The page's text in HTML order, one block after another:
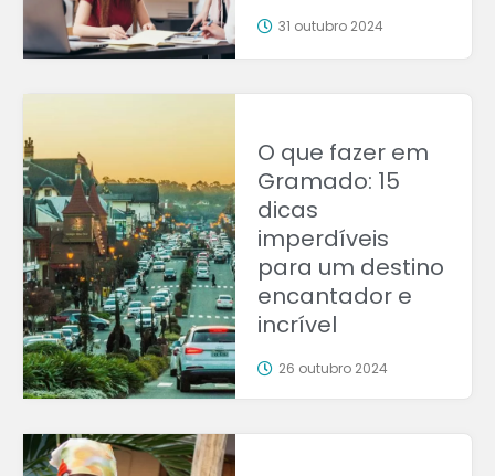
31 outubro 2024
O que fazer em
Gramado: 15
dicas
imperdíveis
para um destino
encantador e
incrível
26 outubro 2024